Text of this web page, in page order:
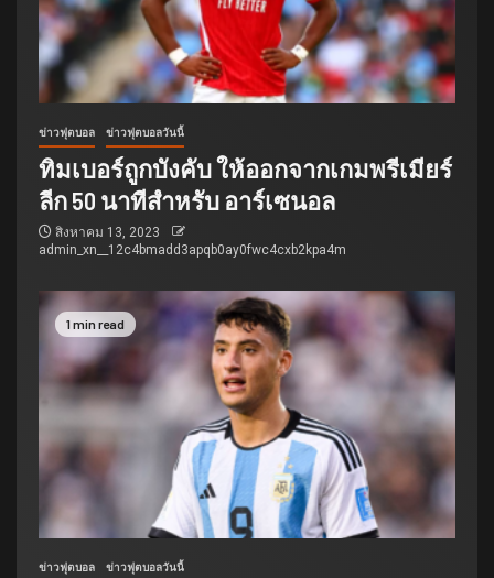
ข่าวฟุตบอล ข่าวฟุตบอลวันนี้
ทิมเบอร์ถูกบังคับ ให้ออกจากเกมพรีเมียร์
ลีก 50 นาทีสำหรับ อาร์เซนอล
สิงหาคม 13, 2023
admin_xn__12c4bmadd3apqb0ay0fwc4cxb2kpa4m
1 min read
ข่าวฟุตบอล ข่าวฟุตบอลวันนี้